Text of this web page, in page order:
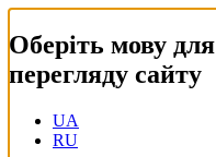
Оберіть мову для
перегляду сайту
UA
RU